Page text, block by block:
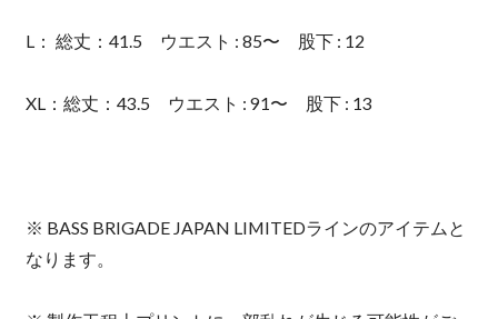
L： 総丈：41.5 ウエスト : 85〜 股下 : 12
XL：総丈：43.5 ウエスト : 91〜 股下 : 13
※ BASS BRIGADE JAPAN LIMITEDラインのアイテムと
なります。